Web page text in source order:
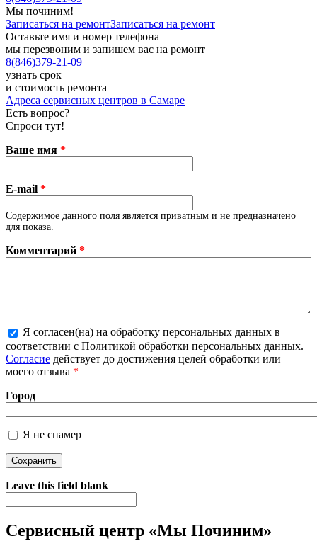
Мы починим!
Записаться на ремонтЗаписаться на ремонт
Оставьте имя и номер телефона
мы перезвоним и запишем вас на ремонт
8(846)379-21-09
узнать срок
и стоимость ремонта
Адреса сервисных центров в Самаре
Есть вопрос?
Спроси тут!
Ваше имя *
E-mail *
Содержимое данного поля является приватным и не предназначено
для показа.
Комментарий *
Более подробная информация о текстовых форматах
Я согласен(на) на обработку персональных данных в
соответствии с Политикой обработки персональных данных.
Согласие действует до достижения целей обработки или
моего отзыва *
Город
Я не спамер
Я спамер
Leave this field blank
Сервисный центр «Мы Починим»